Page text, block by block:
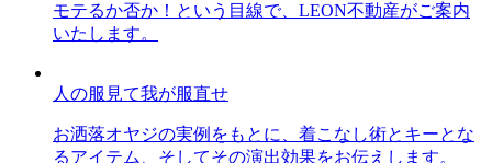
モテるか否か！という目線で、LEON不動産がご案内
いたします。
人の服見て我が服直せ
お洒落オヤジの実例をもとに、着こなし術とキーとな
るアイテム、そしてその演出効果をお伝えします。